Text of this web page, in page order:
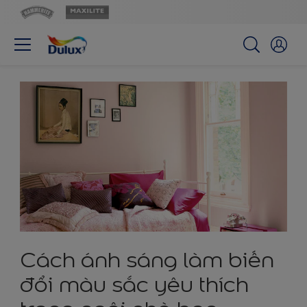
Cách ánh sáng làm biến
đổi màu sắc yêu thích